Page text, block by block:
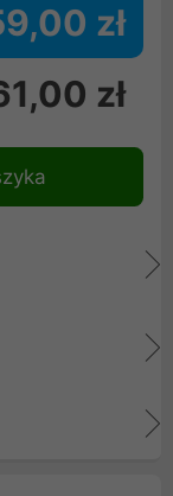
zł
zł